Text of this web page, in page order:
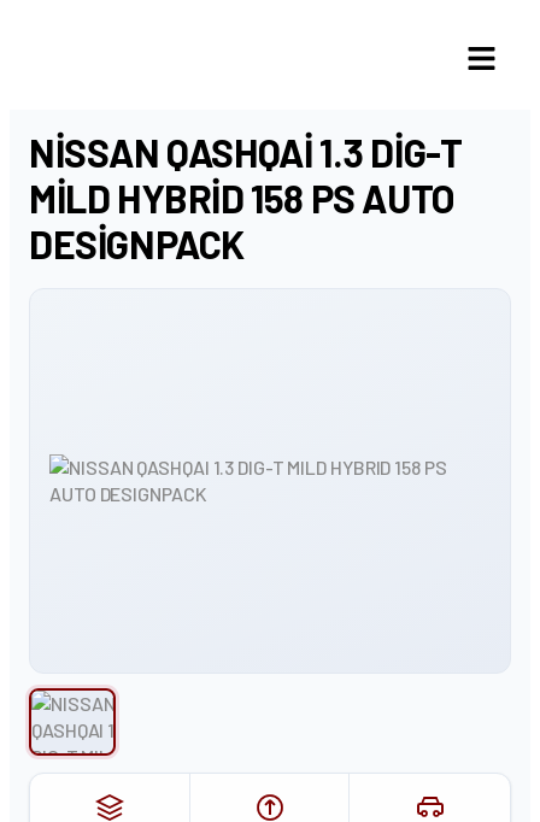
NISSAN QASHQAI 1.3 DIG-T
MILD HYBRID 158 PS AUTO
DESIGNPACK